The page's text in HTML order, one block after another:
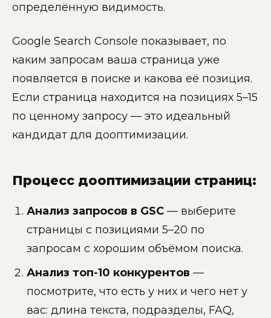
определённую видимость.
Google Search Console показывает, по
каким запросам ваша страница уже
появляется в поиске и какова её позиция.
Если страница находится на позициях 5–15
по ценному запросу — это идеальный
кандидат для дооптимизации.
Процесс дооптимизации страниц:
Анализ запросов в GSC — выберите
страницы с позициями 5–20 по
запросам с хорошим объёмом поиска.
Анализ топ-10 конкурентов —
посмотрите, что есть у них и чего нет у
вас: длина текста, подразделы, FAQ,